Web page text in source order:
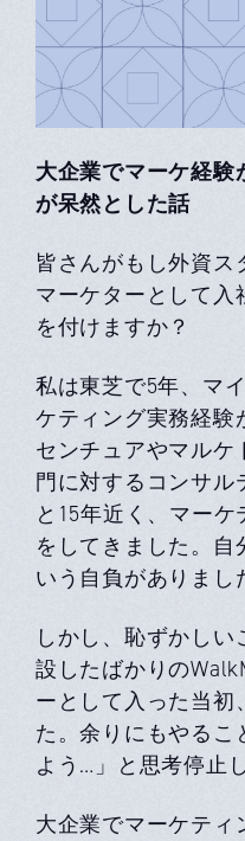
⼤企業でマーケ経
が呆然とした話
皆さんがもし外資
マーケターとして⼊
を付けますか？
私は東芝で5年、マ
ケティング実務経験
センチュアやマルケ
⾨に対するコンサル
と15年近く、マー
をしてきました。⾃
いう⾃負がありまし
しかし、恥ずかし
設したばかりの
ーとして⼊った当初
た。余りにもやるこ
よう…」と思考停⽌
⼤企業でマーケティ